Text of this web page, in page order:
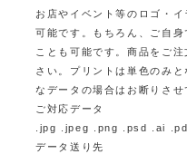
お店やイベント等のロゴ・
可能です。
もちろん、ご自
ことも可能です。商品をご注
さい。プリントは単色のみ
なデータの場合はお断りさせ
ご対応データ
.jpg .jpeg .png .psd .ai
データ送り先